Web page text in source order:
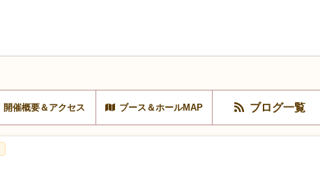
開催概要＆アクセス ブース＆ホールMAP ブログ一覧